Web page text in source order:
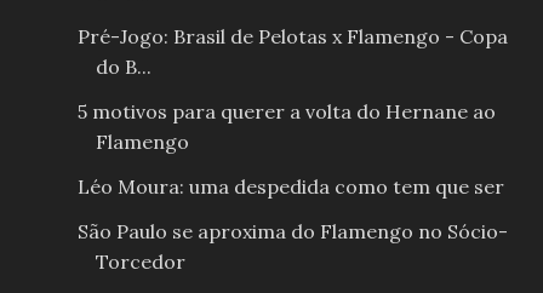
Pré-Jogo: Brasil de Pelotas x Flamengo - Copa
do B...
5 motivos para querer a volta do Hernane ao
Flamengo
Léo Moura: uma despedida como tem que ser
São Paulo se aproxima do Flamengo no Sócio-
Torcedor